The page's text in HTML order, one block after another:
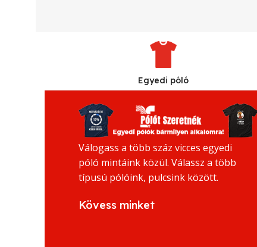
Egyedi póló
Válogass a több száz vicces egyedi
póló mintáink közül. Válassz a több
típusú pólóink, pulcsink között.
Kövess minket